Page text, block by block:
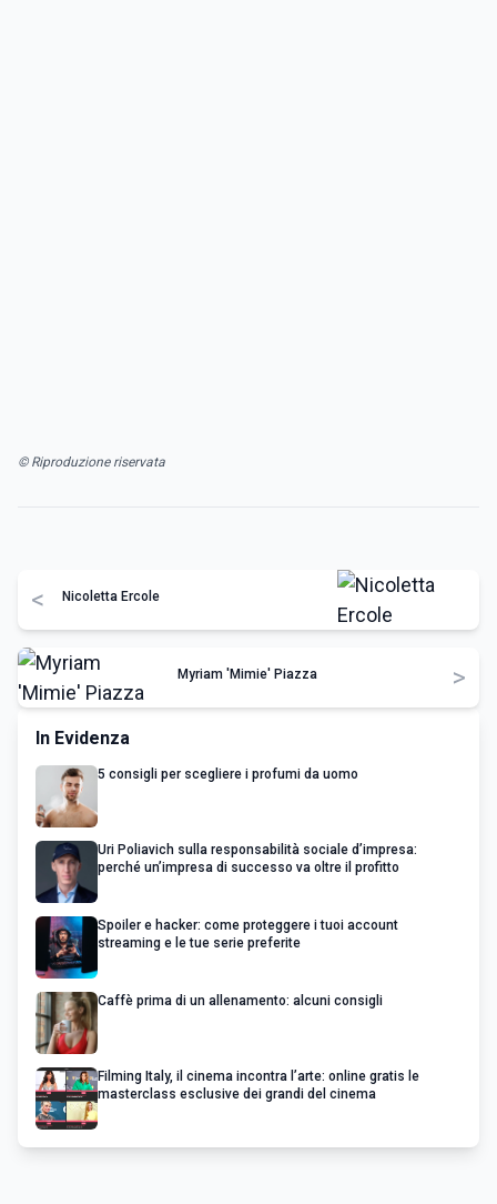
© Riproduzione riservata
< Nicoletta Ercole
Myriam 'Mimie' Piazza >
In Evidenza
5 consigli per scegliere i profumi da uomo
Uri Poliavich sulla responsabilità sociale d’impresa:
perché un’impresa di successo va oltre il profitto
Spoiler e hacker: come proteggere i tuoi account
streaming e le tue serie preferite
Caffè prima di un allenamento: alcuni consigli
Filming Italy, il cinema incontra l’arte: online gratis le
masterclass esclusive dei grandi del cinema